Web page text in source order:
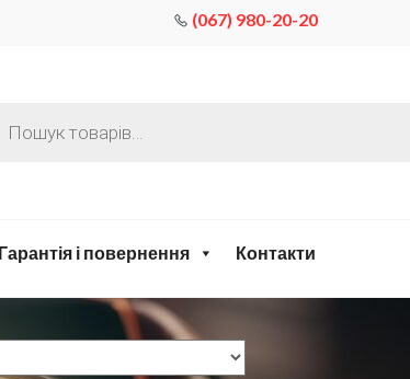
(067) 980-20-20
Гарантія і повернення Контакти